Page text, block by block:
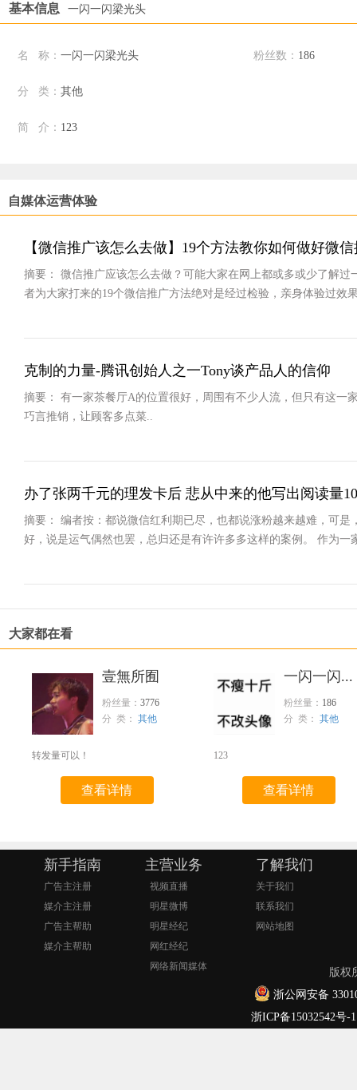
基本信息 一闪一闪梁光头
名 称： 一闪一闪梁光头 粉丝数： 186
分 类： 其他
简 介： 123
自媒体运营体验
【微信推广该怎么去做】19个方法教你如何做好微
摘要： 微信推广应该怎么去做？可能大家在网上都或多或少了解
者为大家打来的19个微信推广方法绝对是经过检验，亲身体验过效
克制的力量-腾讯创始人之一Tony谈产品人的信仰
摘要： 有一家茶餐厅A的位置很好，周围有不少人流，但只有这一
巧言推销，让顾客多点菜..
办了张两千元的理发卡后 悲从中来的他写出阅读量
摘要： 编者按：都说微信红利期已尽，也都说涨粉越来越难，可
好，说是运气偶然也罢，总归还是有许许多多这样的案例。 作为
大家都在看
壹無所囿
粉丝量： 3776
分 类： 其他
转发量可以！
查看详情
一闪一闪...
粉丝量： 186
分 类： 其他
123
查看详情
新手指南
广告主注册
媒介主注册
广告主帮助
媒介主帮助
主营业务
视频直播
明星微博
明星经纪
网红经纪
网络新闻媒体
了解我们
关于我们
联系我们
网站地图
版权
浙公网安备
浙ICP备15032542号-1